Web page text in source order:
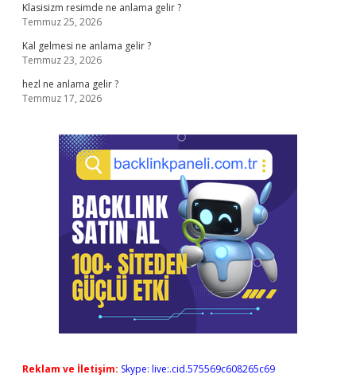
Klasisizm resimde ne anlama gelir ?
Temmuz 25, 2026
Kal gelmesi ne anlama gelir ?
Temmuz 23, 2026
hezl ne anlama gelir ?
Temmuz 17, 2026
Reklam ve İletişim: Skype: live:.cid.575569c608265c69